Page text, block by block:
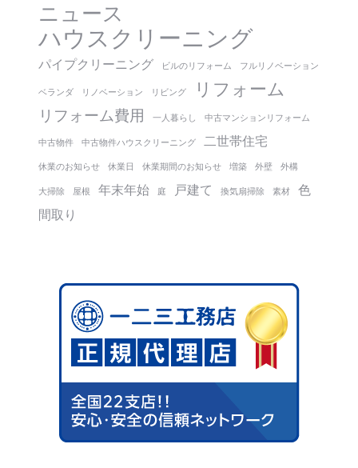
ニュース
ハウスクリーニング
パイプクリーニング ビルのリフォーム フルリノベーション
ベランダ リノベーション リビング リフォーム
リフォーム費用 一人暮らし 中古マンションリフォーム
中古物件 中古物件ハウスクリーニング 二世帯住宅
休業のお知らせ 休業日 休業期間のお知らせ 増築 外壁 外構
大掃除 屋根 年末年始 庭 戸建て 換気扇掃除 素材
色
間取り